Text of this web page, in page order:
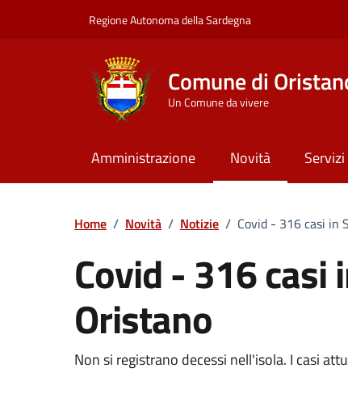
Regione Autonoma della Sardegna
Comune di
Un Comune da vivere
Amministrazione Novità Servizi
Home / Novità / Notizie / Covid - 316 casi in
Covid - 316 casi
Oristano
Dettagli della
Non si registrano decessi nell'isola. I casi